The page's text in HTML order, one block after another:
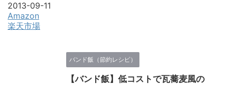
2013-09-11
Amazon
楽天市場
バンド飯（節約レシピ）
【バンド飯】低コストで瓦蕎麦風の